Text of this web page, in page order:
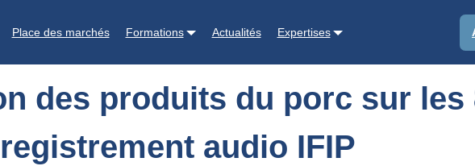
Place des marchés Formations Actualités Expertises
des produits du porc sur les
audio IFIP